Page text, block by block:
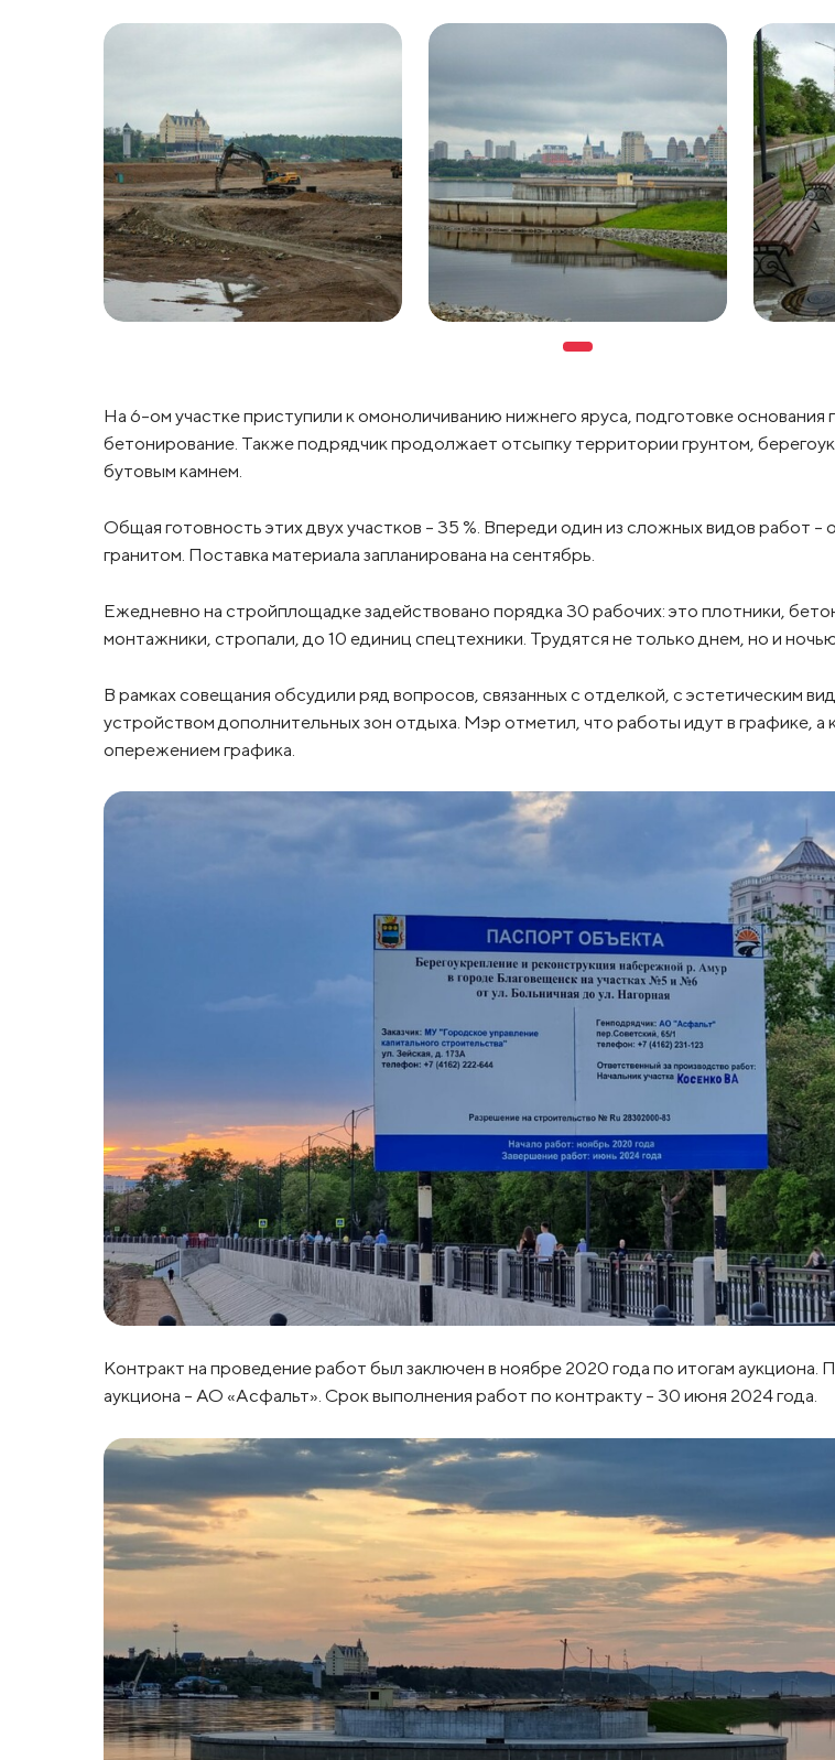
На 6-ом участке приступили к омоноличиванию нижнего яруса, подготовке основания
бетонирование. Также подрядчик продолжает отсыпку территории грунтом,
бутовым камнем.
Общая готовность этих двух участков – 35 %. Впереди один из сложных видов работ –
гранитом. Поставка материала запланирована на сентябрь.
Ежедневно на стройплощадке задействовано порядка 30 рабочих: это плотники,
монтажники, стропали, до 10 единиц спецтехники. Трудятся не только днем, но и
В рамках совещания обсудили ряд вопросов, связанных с отделкой, с эстетическим
устройством дополнительных зон отдыха. Мэр отметил, что работы идут в графике, а
опережением графика.
Контракт на проведение работ был заключен в ноябре 2020 года по итогам аукциона.
аукциона – АО «Асфальт». Срок выполнения работ по контракту – 30 июня 2024 года.